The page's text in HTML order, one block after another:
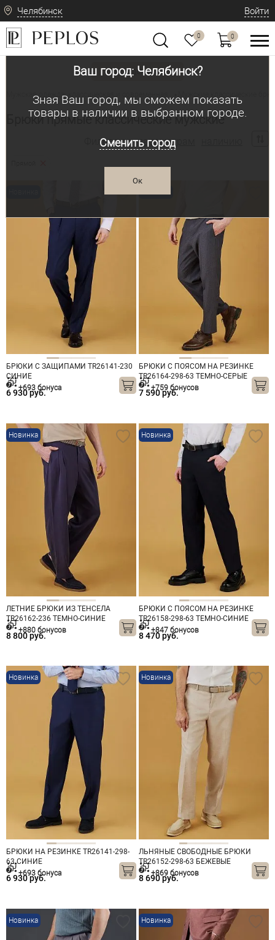
Челябинск
Ваш город: Челябинск?
Зная Ваш город, мы сможем показать
товары в наличии в выбранном городе.
Сменить город
Ок
Войти
0 0
Вид одежды
Мужская одежда: классическая и современная
Брюки прямые классические мужские
Фильтр по: параметрам
БРЮКИ С ЗАЩИПАМИ TR26141-230
СИНИЕ
6 930 руб.
+693 бонуса
БРЮКИ С ПОЯСОМ НА РЕЗИНКЕ
TR26164-298-63 ТЕМНО-СЕРЫЕ
7 590 руб.
+759 бонусов
Новинка
ЛЕТНИЕ БРЮКИ ИЗ ТЕНСЕЛА
TR26162-236 ТЕМНО-СИНИЕ
8 800 руб.
+880 бонусов
Новинка
БРЮКИ С ПОЯСОМ НА РЕЗИНКЕ
TR26158-298-63 ТЕМНО-СИНИЕ
8 470 руб.
+847 бонусов
Новинка
БРЮКИ НА РЕЗИНКЕ TR26141-298-
63 СИНИЕ
6 930 руб.
+693 бонуса
Новинка
ЛЬНЯНЫЕ СВОБОДНЫЕ БРЮКИ
TR26152-298-63 БЕЖЕВЫЕ
8 690 руб.
+869 бонусов
Новинка Новинка